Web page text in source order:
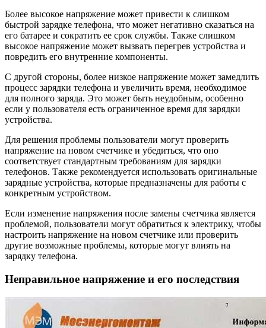
Более высокое напряжение может привести к слишком
быстрой зарядке телефона, что может негативно сказаться на
его батарее и сократить ее срок службы. Также слишком
высокое напряжение может вызвать перегрев устройства и
повредить его внутренние компоненты.
С другой стороны, более низкое напряжение может замедлить
процесс зарядки телефона и увеличить время, необходимое
для полного заряда. Это может быть неудобным, особенно
если у пользователя есть ограниченное время для зарядки
устройства.
Для решения проблемы пользователи могут проверить
напряжение на новом счетчике и убедиться, что оно
соответствует стандартным требованиям для зарядки
телефонов. Также рекомендуется использовать оригинальные
зарядные устройства, которые предназначены для работы с
конкретным устройством.
Если изменение напряжения после замены счетчика является
проблемой, пользователи могут обратиться к электрику, чтобы
настроить напряжение на новом счетчике или проверить
другие возможные проблемы, которые могут влиять на
зарядку телефона.
Неправильное напряжение и его последствия